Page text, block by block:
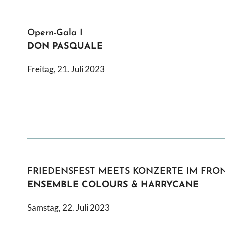
Opern-Gala I
DON PASQUALE
Freitag, 21. Juli 2023
FRIEDENSFEST MEETS KONZERTE IM
ENSEMBLE COLOURS & HARRYCANE
Samstag, 22. Juli 2023